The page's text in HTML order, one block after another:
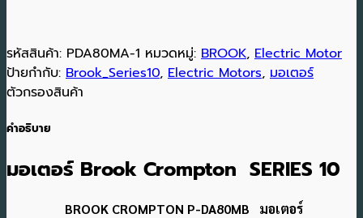
รหัสสินค้า: PDA80MA-1 หมวดหมู่: BROOK, Electric Motor
ป้ายกำกับ: Brook_Series10, Electric Motors, มอเตอร์
ตัวกรองสินค้า
คำอธิบาย
มอเตอร์ Brook Crompton SERIES 10
BROOK CROMPTON P-DA80MB มอเตอร์